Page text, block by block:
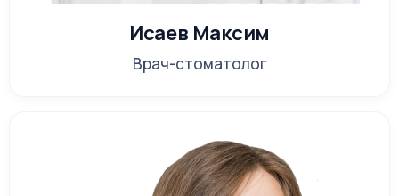
Исаев Максим
Врач-стоматолог